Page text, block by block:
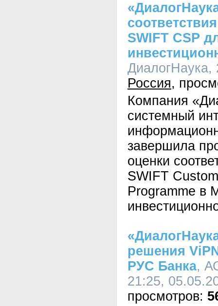
SWIFT CSP
ДиалогНаука,
Россия
Компания
системный
завершила
оценки
SWIFT
Programme в
решения
РУС Банка,
21:25,